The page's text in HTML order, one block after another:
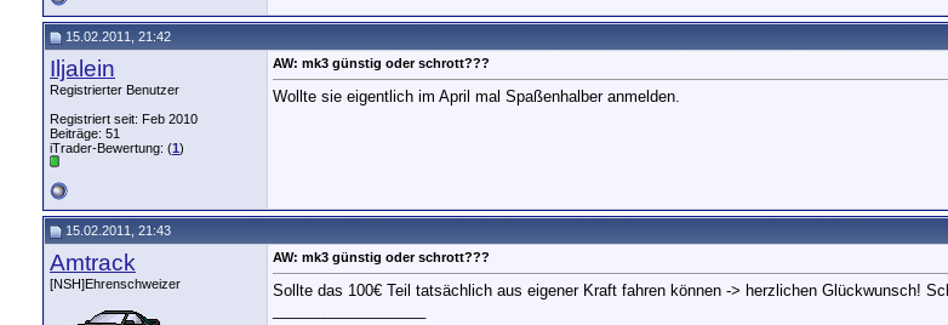
15.02.2011, 21:42
Iljalein
Registrierter Benutzer
Registriert seit: Feb 2010
Beiträge: 51
iTrader-Bewertung: (1)
AW: mk3 günstig oder schrott???
Wollte sie eigentlich im April mal Spaßenhalber anmelden.
15.02.2011, 21:43
Amtrack
[NSH]Ehrenschweizer
AW: mk3 günstig oder schrott???
Sollte das 100€ Teil tatsächlich aus eigener Kraft fahren können -> herzlichen Glückwunsch!